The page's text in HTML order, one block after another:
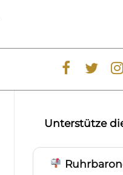
Unterstütze